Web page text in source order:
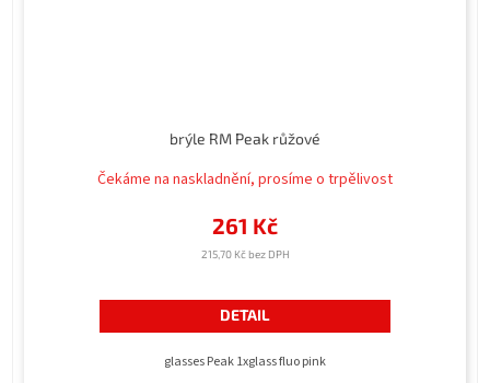
brýle RM Peak růžové
Čekáme na naskladnění, prosíme o trpělivost
215,70 Kč bez DPH
261 Kč
DETAIL
glasses Peak 1xglass fluo pink